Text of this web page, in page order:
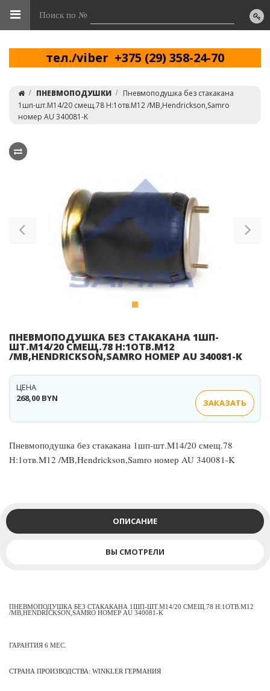
Поиск по №
тел./viber +375 (29) 358-24-70
ПНЕВМОПОДУШКИ
Пневмоподушка без стакакана
1шп-шт.M14/20 смещ.78 Н:1отв.M12 /MB,Hendrickson,Samro
номер AU 340081-K
Previous
ПНЕВМОПОДУШКА БЕЗ СТАКАКАНА 1ШП-
ШТ.M14/20 СМЕЩ.78 Н:1ОТВ.M12
/MB,HENDRICKSON,SAMRO НОМЕР AU 340081-K
268,00 BYN
ЦЕНА
ЗАКАЗАТЬ
Пневмоподушка без стакакана 1шп-шт.M14/20 смещ.78
Н:1отв.M12 /MB,Hendrickson,Samro номер AU 340081-K
ОПИСАНИЕ
ВЫ СМОТРЕЛИ
ПНЕВМОПОДУШКА БЕЗ СТАКАКАНА 1ШП-ШТ.M14/20 СМЕЩ.78 Н:1ОТВ.M12
/MB,HENDRICKSON,SAMRO НОМЕР AU 340081-K
ГАРАНТИЯ 6 МЕС.
СТРАНА ПРОИЗВОДСТВА: WINKLER ГЕРМАНИЯ